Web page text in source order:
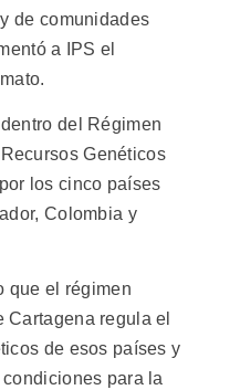
de comunidades
a IPS el
del Régimen
Genéticos
los cinco países
Colombia y
que el régimen
Cartagena regula el
de esos países y
para la